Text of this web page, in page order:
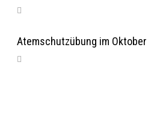
Atemschutzübung im Oktober